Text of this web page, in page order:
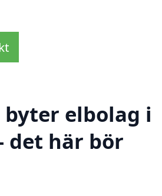
elbolag i
det här bör